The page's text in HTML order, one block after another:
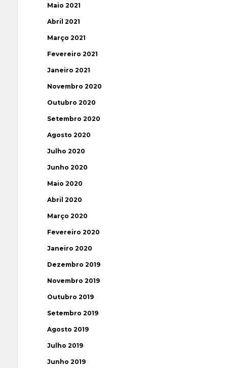
Maio 2021
Abril 2021
Março 2021
Fevereiro 2021
Janeiro 2021
Novembro 2020
Outubro 2020
Setembro 2020
Agosto 2020
Julho 2020
Junho 2020
Maio 2020
Abril 2020
Março 2020
Fevereiro 2020
Janeiro 2020
Dezembro 2019
Novembro 2019
Outubro 2019
Setembro 2019
Agosto 2019
Julho 2019
Junho 2019